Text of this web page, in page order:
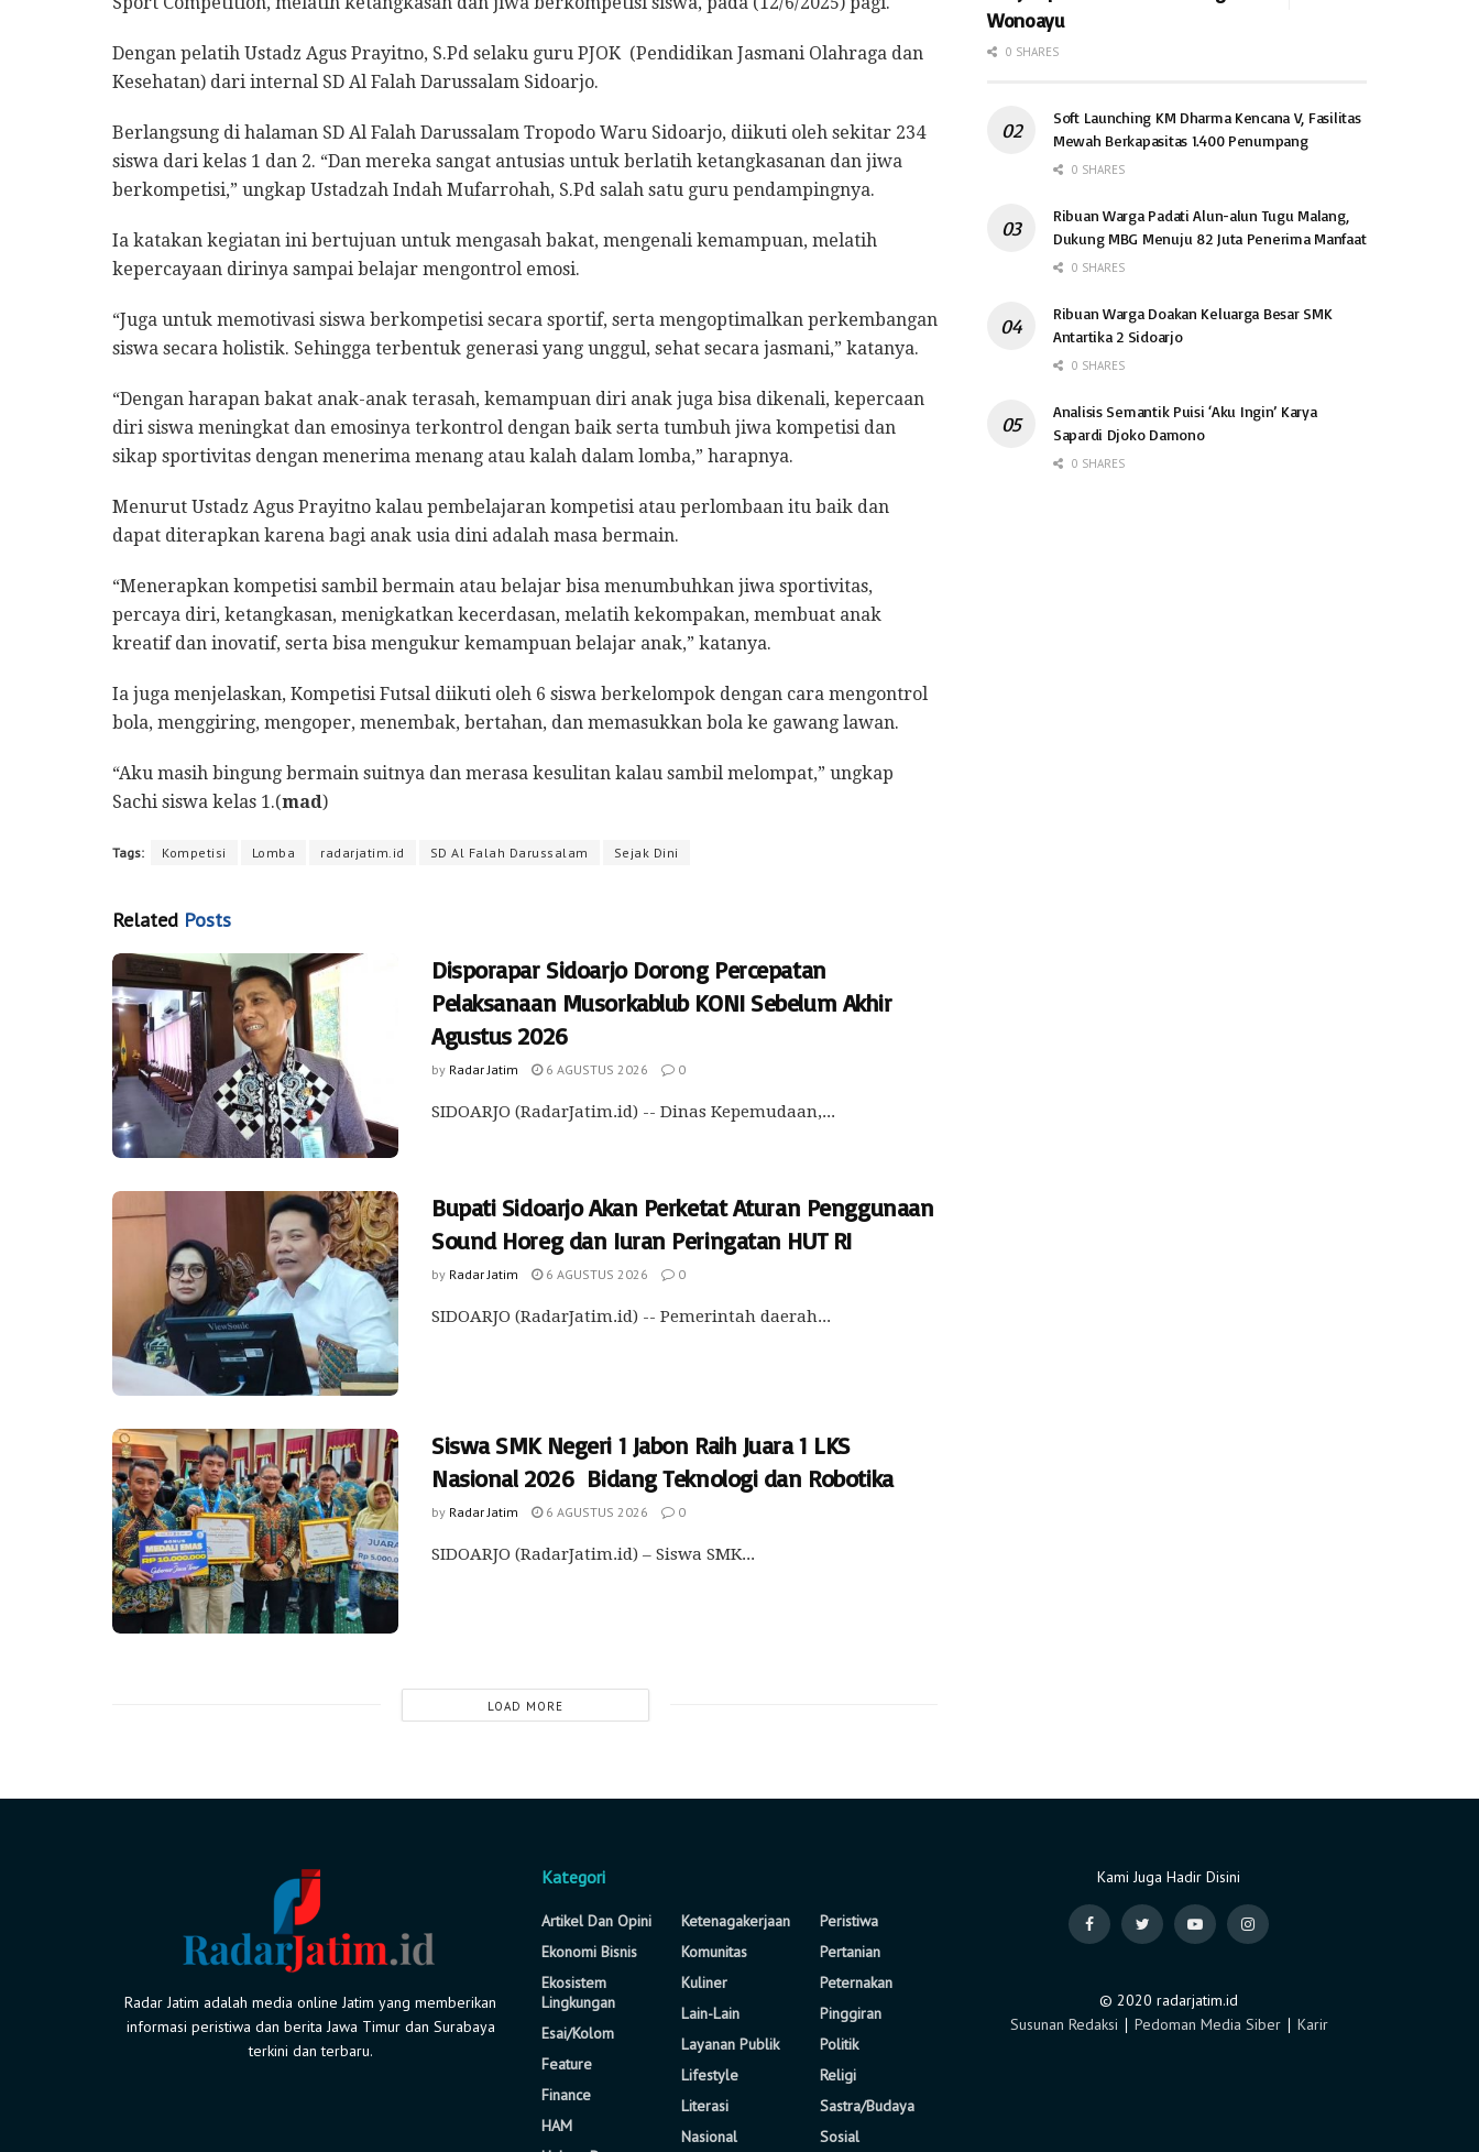
Dengan pelatih Ustadz Agus Prayitno, S.Pd selaku guru PJOK (Pendidikan Jasmani Olahraga dan
Kesehatan) dari internal SD Al Falah Darussalam Sidoarjo.
Berlangsung di halaman SD Al Falah Darussalam Tropodo Waru Sidoarjo, diikuti oleh sekitar 234
siswa dari kelas 1 dan 2. “Dan mereka sangat antusias untuk berlatih ketangkasanan dan jiwa
berkompetisi,” ungkap Ustadzah Indah Mufarrohah, S.Pd salah satu guru pendampingnya.
Ia katakan kegiatan ini bertujuan untuk mengasah bakat, mengenali kemampuan, melatih
kepercayaan dirinya sampai belajar mengontrol emosi.
“Juga untuk memotivasi siswa berkompetisi secara sportif, serta mengoptimalkan perkembangan
siswa secara holistik. Sehingga terbentuk generasi yang unggul, sehat secara jasmani,” katanya.
“Dengan harapan bakat anak-anak terasah, kemampuan diri anak juga bisa dikenali, kepercaan
diri siswa meningkat dan emosinya terkontrol dengan baik serta tumbuh jiwa kompetisi dan
sikap sportivitas dengan menerima menang atau kalah dalam lomba,” harapnya.
Menurut Ustadz Agus Prayitno kalau pembelajaran kompetisi atau perlombaan itu baik dan
dapat diterapkan karena bagi anak usia dini adalah masa bermain.
“Menerapkan kompetisi sambil bermain atau belajar bisa menumbuhkan jiwa sportivitas,
percaya diri, ketangkasan, menigkatkan kecerdasan, melatih kekompakan, membuat anak
kreatif dan inovatif, serta bisa mengukur kemampuan belajar anak,” katanya.
Ia juga menjelaskan, Kompetisi Futsal diikuti oleh 6 siswa berkelompok dengan cara mengontrol
bola, menggiring, mengoper, menembak, bertahan, dan memasukkan bola ke gawang lawan.
“Aku masih bingung bermain suitnya dan merasa kesulitan kalau sambil melompat,” ungkap
Sachi siswa kelas 1.(mad)
Tags: Kompetisi Lomba radarjatim.id SD Al Falah Darussalam Sejak Dini
Related Posts
Disporapar Sidoarjo Dorong Percepatan
Pelaksanaan Musorkablub KONI Sebelum Akhir
Agustus 2026
by Radar Jatim 6 AGUSTUS 2026 0
SIDOARJO (RadarJatim.id) -- Dinas Kepemudaan,...
Bupati Sidoarjo Akan Perketat Aturan Penggunaan
Sound Horeg dan Iuran Peringatan HUT RI
by Radar Jatim 6 AGUSTUS 2026 0
SIDOARJO (RadarJatim.id) -- Pemerintah daerah...
Siswa SMK Negeri 1 Jabon Raih Juara 1 LKS
Nasional 2026 Bidang Teknologi dan Robotika
by Radar Jatim 6 AGUSTUS 2026 0
SIDOARJO (RadarJatim.id) – Siswa SMK...
LOAD MORE
Wonoayu
0 SHARES
Soft Launching KM Dharma Kencana V, Fasilitas
Mewah Berkapasitas 1.400 Penumpang
0 SHARES
Ribuan Warga Padati Alun-alun Tugu Malang,
Dukung MBG Menuju 82 Juta Penerima Manfaat
0 SHARES
Ribuan Warga Doakan Keluarga Besar SMK
Antartika 2 Sidoarjo
0 SHARES
Analisis Semantik Puisi ‘Aku Ingin’ Karya
Sapardi Djoko Damono
0 SHARES
Radar Jatim adalah media online Jatim yang memberikan
informasi peristiwa dan berita Jawa Timur dan Surabaya
terkini dan terbaru.
Kategori
Artikel Dan Opini
Ekonomi Bisnis
Ekosistem
Lingkungan
Esai/Kolom
Feature
Finance
HAM
Ketenagakerjaan
Komunitas
Kuliner
Lain-Lain
Layanan Publik
Lifestyle
Literasi
Nasional
Peristiwa
Pertanian
Peternakan
Pinggiran
Politik
Religi
Sastra/Budaya
Sosial
Kami Juga Hadir Disini
© 2020 radarjatim.id
Susunan Redaksi ∣ Pedoman Media Siber∣ Karir